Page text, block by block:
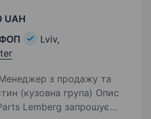
UAH
Lviv,
(кузовна група) Опис
Lemberg запрошує